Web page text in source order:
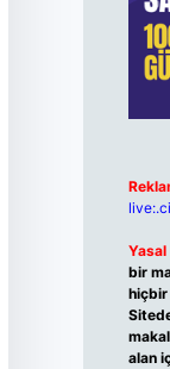
Yasal
bir
hiçbir
alan